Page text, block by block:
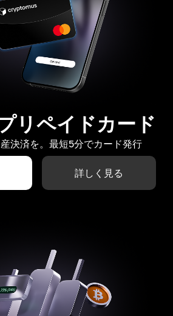
リペイドカード
決済を。最短5分でカード発行
詳しく見る